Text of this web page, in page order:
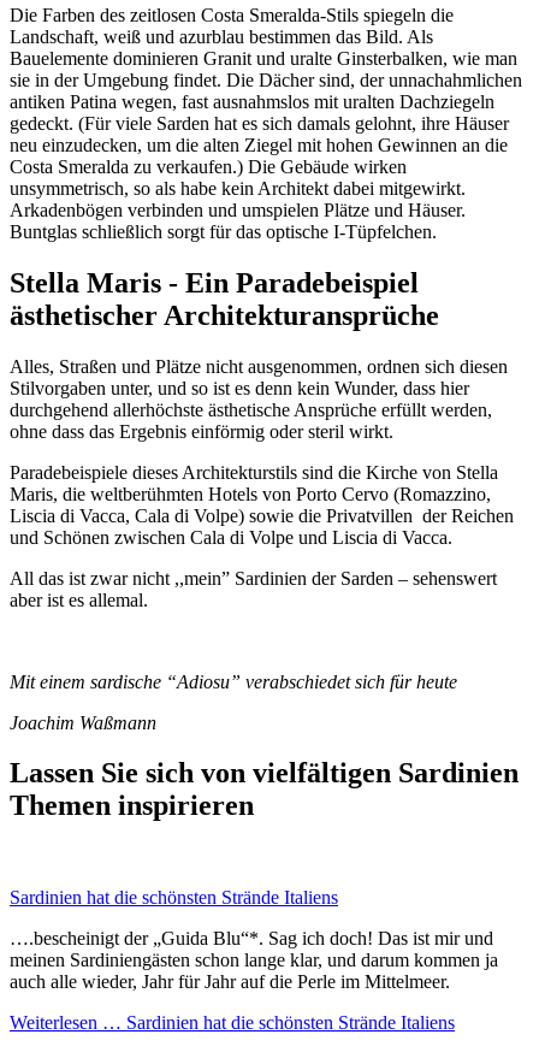
Die Farben des zeitlosen Costa Smeralda-Stils spiegeln die
Landschaft, weiß und azurblau bestimmen das Bild. Als
Bauelemente dominieren Granit und uralte Ginsterbalken, wie man
sie in der Umgebung findet. Die Dächer sind, der unnachahmlichen
antiken Patina wegen, fast ausnahmslos mit uralten Dachziegeln
gedeckt. (Für viele Sarden hat es sich damals gelohnt, ihre Häuser
neu einzudecken, um die alten Ziegel mit hohen Gewinnen an die
Costa Smeralda zu verkaufen.) Die Gebäude wirken
unsymmetrisch, so als habe kein Architekt dabei mitgewirkt.
Arkadenbögen verbinden und umspielen Plätze und Häuser.
Buntglas schließlich sorgt für das optische I-Tüpfelchen.
Stella Maris - Ein Paradebeispiel
ästhetischer Architekturansprüche
Alles, Straßen und Plätze nicht ausgenommen, ordnen sich diesen
Stilvorgaben unter, und so ist es denn kein Wunder, dass hier
durchgehend allerhöchste ästhetische Ansprüche erfüllt werden,
ohne dass das Ergebnis einförmig oder steril wirkt.
Paradebeispiele dieses Architekturstils sind die Kirche von Stella
Maris, die weltberühmten Hotels von Porto Cervo (Romazzino,
Liscia di Vacca, Cala di Volpe) sowie die Privatvillen der Reichen
und Schönen zwischen Cala di Volpe und Liscia di Vacca.
All das ist zwar nicht ,,mein” Sardinien der Sarden – sehenswert
aber ist es allemal.
Mit einem sardische “Adiosu” verabschiedet sich für heute
Joachim Waßmann
Lassen Sie sich von vielfältigen Sardinien
Themen inspirieren
Sardinien hat die schönsten Strände Italiens
….bescheinigt der „Guida Blu“*. Sag ich doch! Das ist mir und
meinen Sardiniengästen schon lange klar, und darum kommen ja
auch alle wieder, Jahr für Jahr auf die Perle im Mittelmeer.
Weiterlesen … Sardinien hat die schönsten Strände Italiens